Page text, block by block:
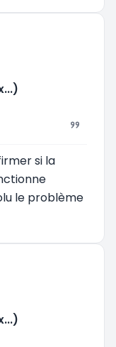
si la
le problème